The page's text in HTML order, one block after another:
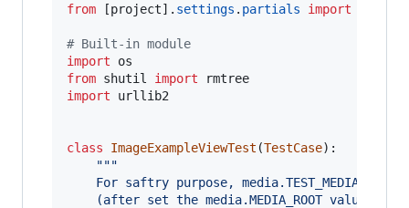
from [project]. settings . partials import
# Built-in module
import
os
from shutil import
rmtree
import
urllib2
class ImageExampleViewTest (TestCase):
"""
For saftry purpose, media.TEST_MEDIA_ROOT
(after set the media.MEDIA_ROOT value by